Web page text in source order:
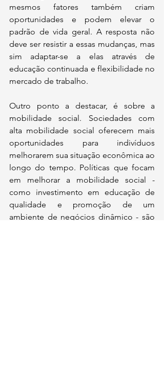
mesmos fatores também criam
oportunidades e podem elevar o
padrão de vida geral. A resposta não
deve ser resistir a essas mudanças, mas
sim adaptar-se a elas através de
educação continuada e flexibilidade no
mercado de trabalho.
Outro ponto a destacar, é sobre a
mobilidade social. Sociedades com
alta mobilidade social oferecem mais
oportunidades para indivíduos
melhorarem sua situação econômica ao
longo do tempo. Políticas que focam
em melhorar a mobilidade social -
como investimento em educação de
qualidade e promoção de um
ambiente de negócios dinâmico - são